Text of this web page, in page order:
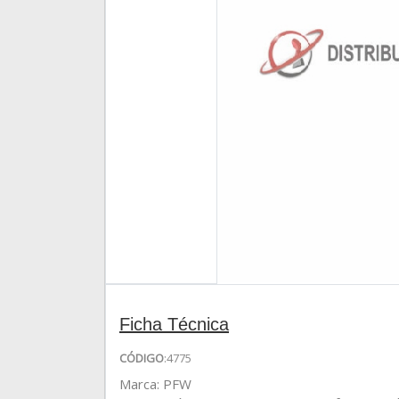
Ficha Técnica
CÓDIGO:4775
Marca: PFW